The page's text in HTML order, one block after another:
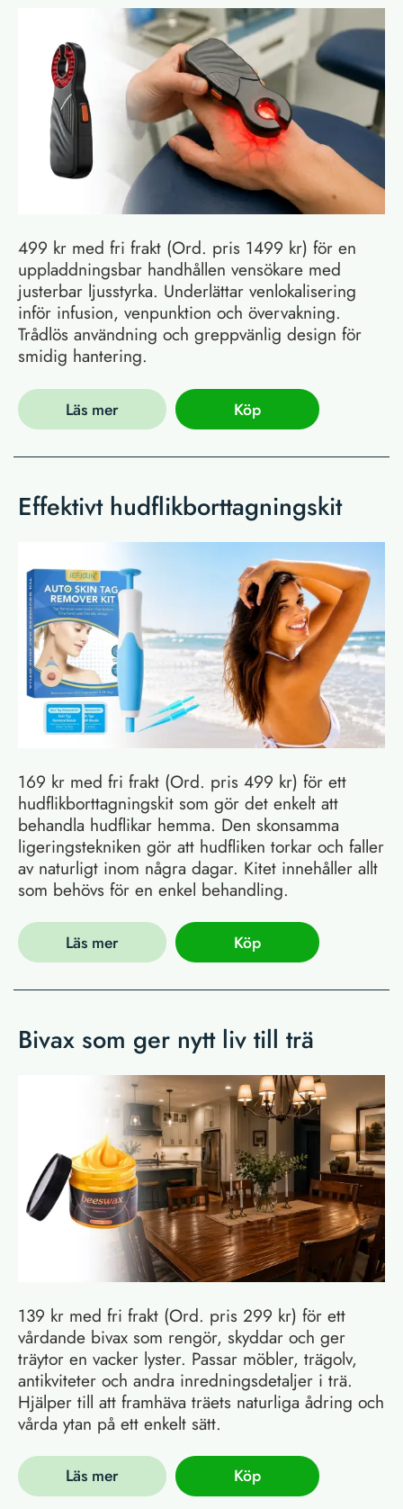
499 kr med fri frakt (Ord. pris 1499 kr) för en
uppladdningsbar handhållen vensökare med
justerbar ljusstyrka. Underlättar venlokalisering
inför infusion, venpunktion och övervakning.
Trådlös användning och greppvänlig design för
smidig hantering.
Läs mer Köp
Effektivt hudflikborttagningskit
169 kr med fri frakt (Ord. pris 499 kr) för ett
hudflikborttagningskit som gör det enkelt att
behandla hudflikar hemma. Den skonsamma
ligeringstekniken gör att hudfliken torkar och faller
av naturligt inom några dagar. Kitet innehåller allt
som behövs för en enkel behandling.
Läs mer Köp
Bivax som ger nytt liv till trä
139 kr med fri frakt (Ord. pris 299 kr) för ett
vårdande bivax som rengör, skyddar och ger
träytor en vacker lyster. Passar möbler, trägolv,
antikviteter och andra inredningsdetaljer i trä.
Hjälper till att framhäva träets naturliga ådring och
vårda ytan på ett enkelt sätt.
Läs mer Köp